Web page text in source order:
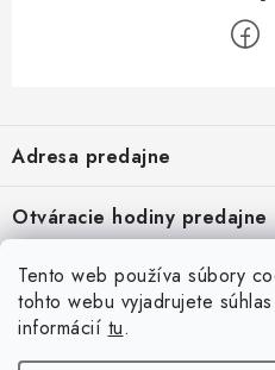
Tento web používa súbory
tohto webu vyjadrujete
informácií tu.
p
ä
t
Adresa predajne
Pekárska 4, 941 31 Dvory nad
Pozrite si Google mapu
Pozrieť detail mapy »
Otváracie hodiny predajne
Sobota, Nedeľa: Zatvorené
Informácie pre Vás
Napíšte nám
Obchodné podmienky
Facebook